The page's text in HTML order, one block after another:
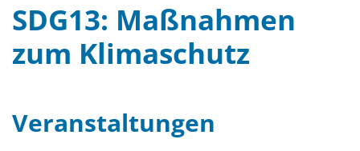
SDG13: Maßnahmen
zum Klimaschutz
Veranstaltungen